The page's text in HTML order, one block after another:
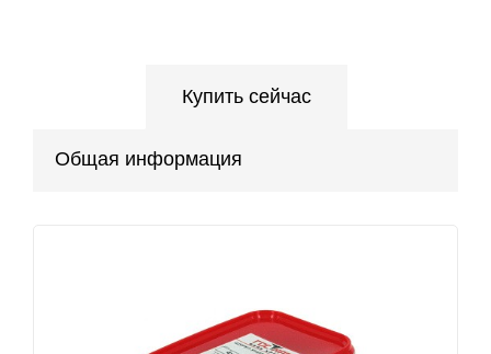
Купить сейчас
Общая информация